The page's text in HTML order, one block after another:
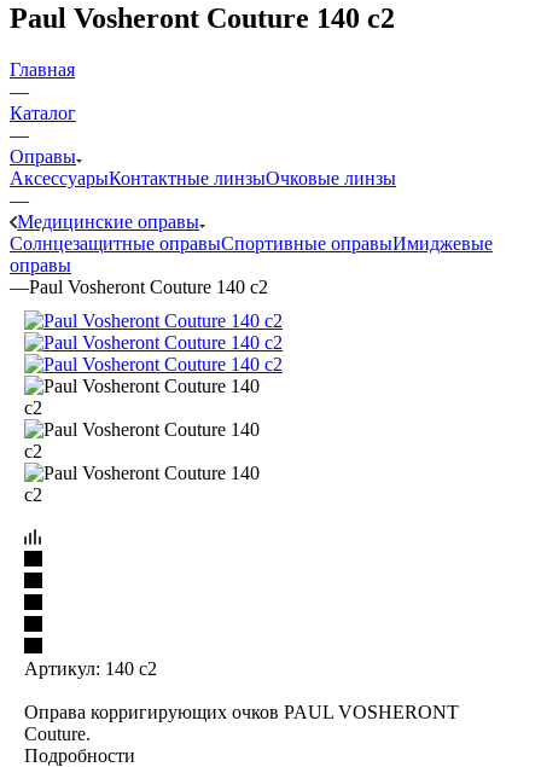
Paul Vosheront Couture 140 с2
Главная
—
Каталог
—
Оправы
АксессуарыКонтактные линзыОчковые линзы
—
Медицинские оправы
Солнцезащитные оправыСпортивные оправыИмиджевые
оправы
—Paul Vosheront Couture 140 с2
Артикул: 140 с2
Оправа корригирующих очков PAUL VOSHERONT
Couture.
Подробности